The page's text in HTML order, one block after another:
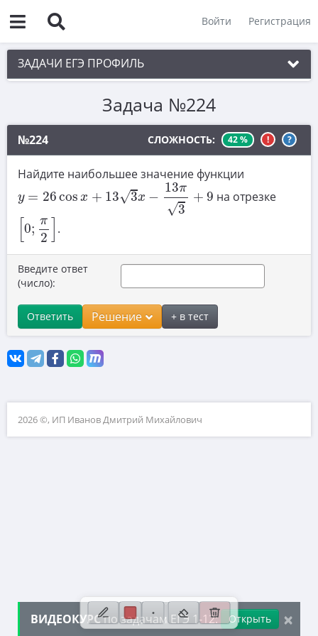
Войти Регистрация
ЗАДАЧИ ЕГЭ ПРОФИЛЬ
1. Планиметрия
2. Векторы
3. Стереометрия
4. Классическое определение вероятности
5. Теория вероятностей
6. Уравнения
7. Нахождение значений выражений
8. Производная
9. Задачи прикладного содержания
11. Графики функций
14. Стереометрия
Задача №224
№224 СЛОЖНОСТЬ: 42 % ! ?
Найдите наибольшее значение функции
y = 26cos x + 13√3x −
13π
√3
+ 9
y=26cosx+133x−13π3+9
на отрезке
0;
π
2
[0 π2]
.
Введите ответ
(число):
Ответить Решение + в тест
2026 ©, ИП Иванов Дмитрий Михайлович
×
ВИДЕОКУРСпо задачам ЕГЭ 1-12: Открыть